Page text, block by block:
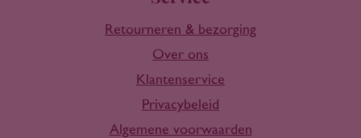
Retourneren & bezorging
Over ons
Klantenservice
Privacybeleid
Algemene voorwaarden